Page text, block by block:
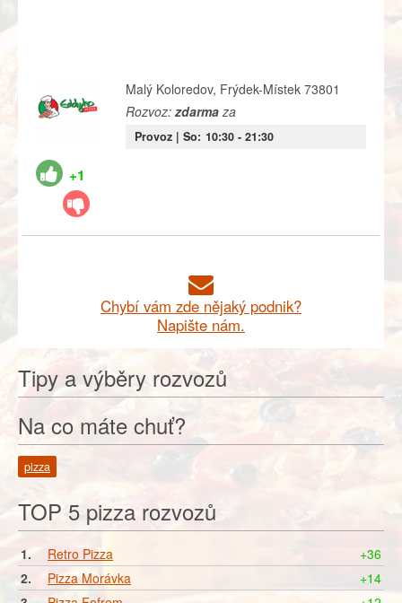
+1
Malý Koloredov, Frýdek-Místek 73801
Rozvoz: zdarmaza
Provoz | So: 10:30- 21:30
Chybí vám zde nějaký podnik?
Napište nám.
Tipy a výběry rozvozů
Na co máte chuť?
pizza
TOP 5 pizza rozvozů
1. Retro Pizza
+36
2.
Pizza Morávka
+14